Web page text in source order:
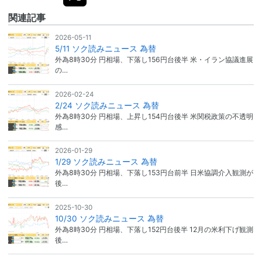
関連記事
2026-05-11
5/11 ソク読みニュース 為替
外為8時30分 円相場、下落し156円台後半 米・イラン協議進展
の…
2026-02-24
2/24 ソク読みニュース 為替
外為8時30分 円相場、上昇し154円台後半 米関税政策の不透明
感…
2026-01-29
1/29 ソク読みニュース 為替
外為8時30分 円相場、下落し153円台前半 日米協調介入観測が
後…
2025-10-30
10/30 ソク読みニュース 為替
外為8時30分 円相場、下落し152円台後半 12月の米利下げ観測
後…